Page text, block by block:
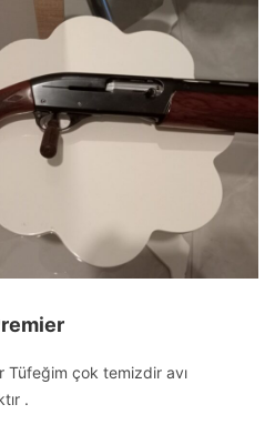
Tüfeğim çok temizdir avı
.